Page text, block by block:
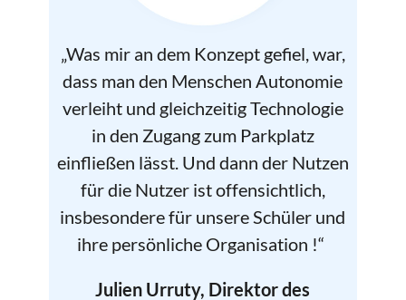
„Was mir an dem Konzept gefiel, war,
dass man den Menschen Autonomie
verleiht und gleichzeitig Technologie
in den Zugang zum Parkplatz
einfließen lässt. Und dann der Nutzen
für die Nutzer ist offensichtlich,
insbesondere für unsere Schüler und
ihre persönliche Organisation !“
Julien Urruty, Direktor des